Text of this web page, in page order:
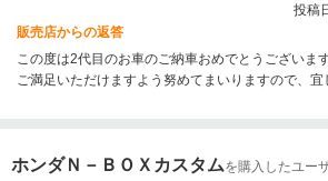
投稿
販売店からの返答
この度は2代目のお車のご納車おめでとうございま
ご満足いただけますよう努めてまいりますので、宜
ホンダＮ－ＢＯＸカスタムを購入したユー